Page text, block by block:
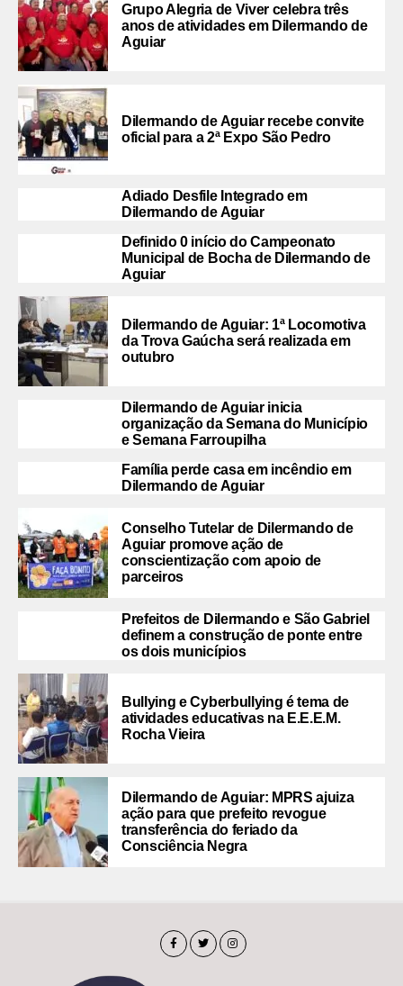
Grupo Alegria de Viver celebra três
anos de atividades em Dilermando de
Aguiar
Dilermando de Aguiar recebe convite
oficial para a 2ª Expo São Pedro
Adiado Desfile Integrado em
Dilermando de Aguiar
Definido 0 início do Campeonato
Municipal de Bocha de Dilermando de
Aguiar
Dilermando de Aguiar: 1ª Locomotiva
da Trova Gaúcha será realizada em
outubro
Dilermando de Aguiar inicia
organização da Semana do Município
e Semana Farroupilha
Família perde casa em incêndio em
Dilermando de Aguiar
Conselho Tutelar de Dilermando de
Aguiar promove ação de
conscientização com apoio de
parceiros
Prefeitos de Dilermando e São Gabriel
definem a construção de ponte entre
os dois municípios
Bullying e Cyberbullying é tema de
atividades educativas na E.E.E.M.
Rocha Vieira
Dilermando de Aguiar: MPRS ajuiza
ação para que prefeito revogue
transferência do feriado da
Consciência Negra